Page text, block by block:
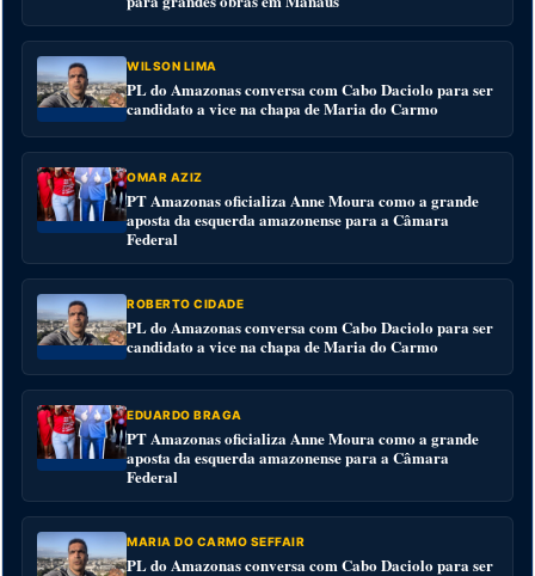
WILSON LIMA
PL do Amazonas conversa com Cabo Daciolo para ser
candidato a vice na chapa de Maria do Carmo
OMAR AZIZ
PT Amazonas oficializa Anne Moura como a grande
aposta da esquerda amazonense para a Câmara
Federal
ROBERTO CIDADE
PL do Amazonas conversa com Cabo Daciolo para ser
candidato a vice na chapa de Maria do Carmo
EDUARDO BRAGA
PT Amazonas oficializa Anne Moura como a grande
aposta da esquerda amazonense para a Câmara
Federal
MARIA DO CARMO SEFFAIR
PL do Amazonas conversa com Cabo Daciolo para ser